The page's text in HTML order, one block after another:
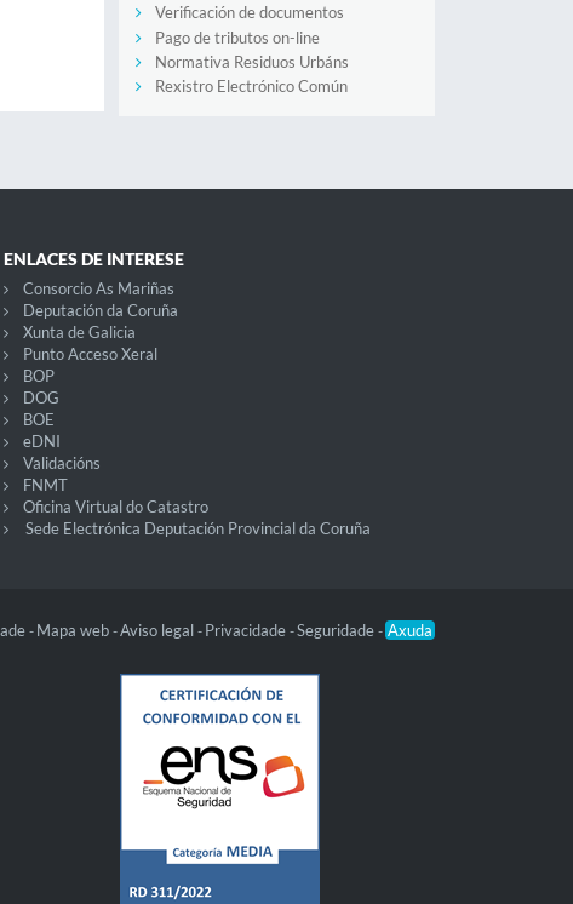
Verificación de documentos
Pago de tributos on-line
Normativa Residuos Urbáns
Rexistro Electrónico Común
ENLACES DE INTERESE
Consorcio As Mariñas
Deputación da Coruña
Xunta de Galicia
Punto Acceso Xeral
BOP
DOG
BOE
eDNI
Validacións
FNMT
Oficina Virtual do Catastro
Sede Electrónica Deputación Provincial da Coruña
- Mapa web -Aviso legal - Privacidade -Seguridade - Axuda